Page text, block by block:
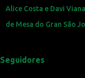
Alice Costa e Davi
de Mesa do Gran São
Seguidores